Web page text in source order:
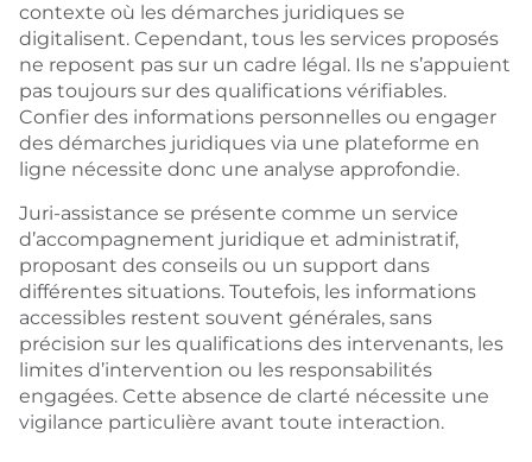
contexte où les démarches juridiques se
digitalisent. Cependant, tous les services proposés
ne reposent pas sur un cadre légal. Ils ne s’appuient
pas toujours sur des qualifications vérifiables.
Confier des informations personnelles ou engager
des démarches juridiques via une plateforme en
ligne nécessite donc une analyse approfondie.
Juri-assistance se présente comme un service
d’accompagnement juridique et administratif,
proposant des conseils ou un support dans
différentes situations. Toutefois, les informations
accessibles restent souvent générales, sans
précision sur les qualifications des intervenants, les
limites d’intervention ou les responsabilités
engagées. Cette absence de clarté nécessite une
vigilance particulière avant toute interaction.